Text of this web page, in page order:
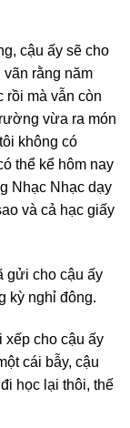
cậu ấy sẽ cho
vãn rằng năm
rồi mà vẫn còn
vừa ra món
không có
thể kể hôm nay
Nhạc Nhạc dạy
và cả hạc giấy
gửi cho cậu ấy
kỳ nghỉ đông.
xếp cho cậu ấy
cái bẫy, cậu
học lại thôi, thế